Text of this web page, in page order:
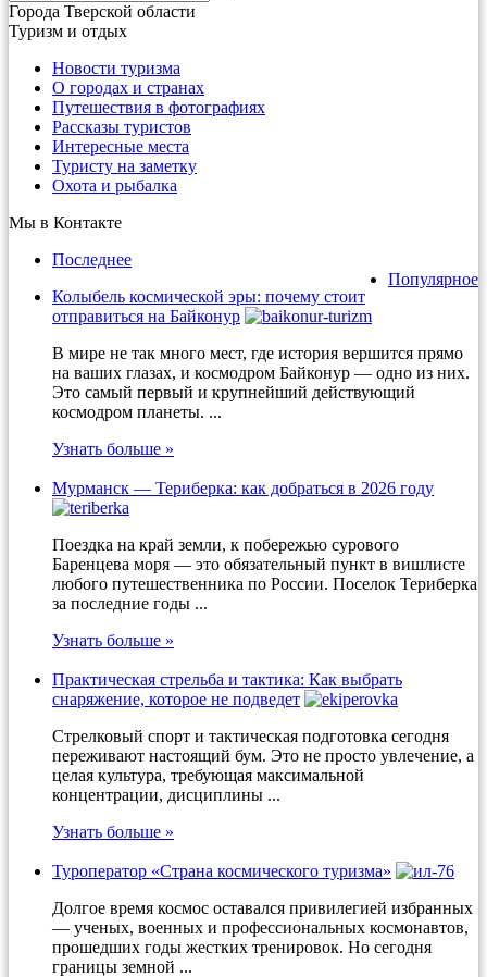
Города Тверской области
Туризм и отдых
Новости туризма
О городах и странах
Путешествия в фотографиях
Рассказы туристов
Интересные места
Туристу на заметку
Охота и рыбалка
Мы в Контакте
Последнее
Популярное
Колыбель космической эры: почему стоит
отправиться на Байконур
В мире не так много мест, где история вершится прямо
на ваших глазах, и космодром Байконур — одно из них.
Это самый первый и крупнейший действующий
космодром планеты. ...
Узнать больше »
Мурманск — Териберка: как добраться в 2026 году
Поездка на край земли, к побережью сурового
Баренцева моря — это обязательный пункт в вишлисте
любого путешественника по России. Поселок Териберка
за последние годы ...
Узнать больше »
Практическая стрельба и тактика: Как выбрать
снаряжение, которое не подведет
Стрелковый спорт и тактическая подготовка сегодня
переживают настоящий бум. Это не просто увлечение, а
целая культура, требующая максимальной
концентрации, дисциплины ...
Узнать больше »
Туроператор «Страна космического туризма»
Долгое время космос оставался привилегией избранных
— ученых, военных и профессиональных космонавтов,
прошедших годы жестких тренировок. Но сегодня
границы земной ...